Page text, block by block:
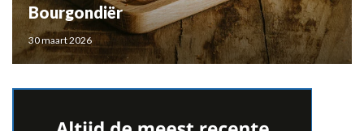
Bourgondiër
30 maart 2026